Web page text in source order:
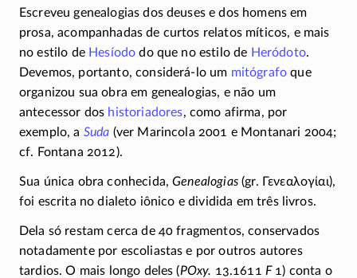
Escreveu genealogias dos deuses e dos homens em
prosa, acompanhadas de curtos relatos míticos, e mais
no estilo de Hesíodo do que no estilo de Heródoto.
Devemos, portanto,considerá-loum mitógrafo que
organizou sua obra em genealogias, e não um
antecessor dos historiadores, como afirma, por
exemplo, a Suda (ver Marincola 2001 e Montanari 2004;
cf. Fontana 2012).
Sua única obra conhecida,Genealogias(gr. Γενεαλογίαι),
foi escrita no dialeto iônico e dividida em três livros.
Dela só restam cerca de 40 fragmentos, conservados
notadamente por escoliastas e por outros autores
tardios. O mais longo deles (POxy. 13.1611 F1) conta o